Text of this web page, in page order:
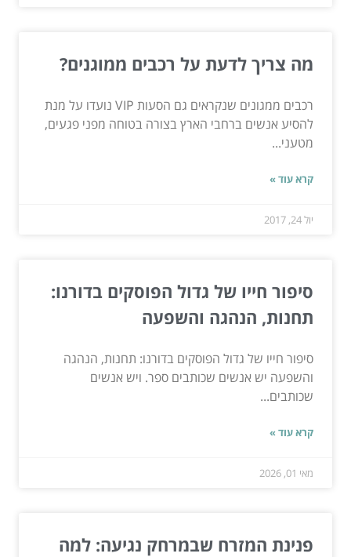
מה צריך לדעת על רכבים ממוגנים?
רכבים ממגונים שנקראים גם הסעות VIP נועדו על מנת
להסיע אנשים ברחבי הארץ בצורה בטוחה מפני פגעים,
מטעני...
קרא עוד »
יול 24, 2017
סיפור חייו של גדול הפוסקים בדורנו:
תחנות, הנהגה והשפעה
סיפור חייו של גדול הפוסקים בדורנו: תחנות, הנהגה
והשפעה יש אנשים שכותבים ספר. ויש אנשים
שכותבים...
קרא עוד »
מאי 01, 2026
פנינת המזרח שבמרחק נגיעה: למה